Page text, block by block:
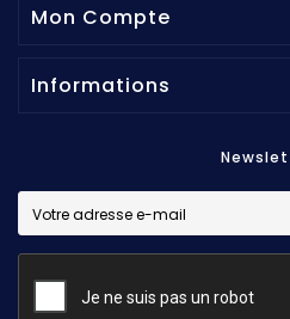
Mon Compte
Informations